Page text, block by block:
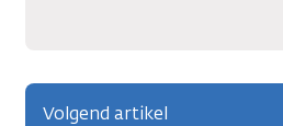
Volgend artikel